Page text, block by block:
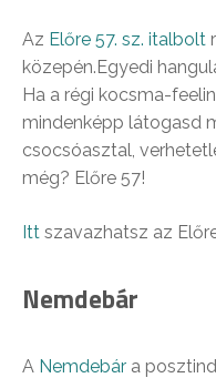
Az Előre 57. sz. italbolt
közepén.Egyedi
Ha a régi kocsma-
mindenképp látogasd
csocsóasztal,
még? Előre 57!
Itt szavazhatsz az
Nemdebár
A Nemdebár a